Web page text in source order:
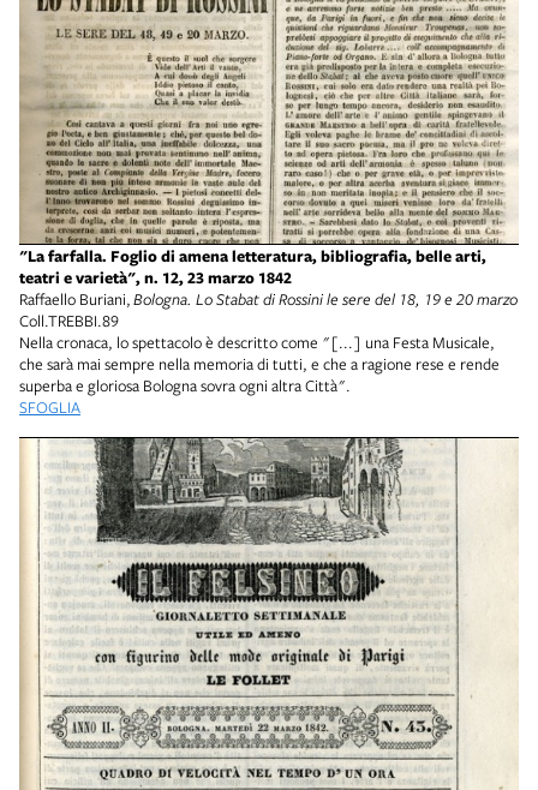
"La farfalla. Foglio di amena letteratura, bibliografia, belle arti,
teatri e varietà", n. 12, 23 marzo 1842
Raffaello Buriani,Bologna. Lo Stabat di Rossini le sere del 18, 19 e 20 marzo
Coll.TREBBI.89
Nella cronaca, lo spettacolo è descritto come "[...] una Festa Musicale,
che sarà mai sempre nella memoria di tutti, e che a ragione rese e rende
superba e gloriosa Bologna sovra ogni altra Città".
SFOGLIA